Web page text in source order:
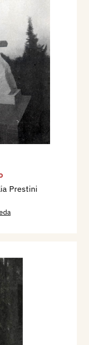
Prestini